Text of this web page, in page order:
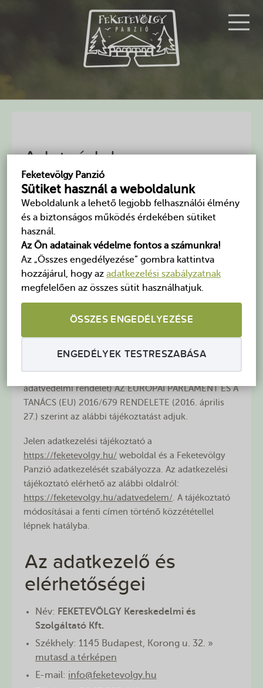
Feketevölgy Panzió
Sütiket használ a weboldalunk
Weboldalunk a lehető legjobb felhasználói élmény
és a biztonságos működés érdekében sütiket
használ.
Az Ön adatainak védelme fontos a számunkra!
Az „Összes engedélyezése” gombra kattintva
hozzájárul, hogy az adatkezelési szabályzatnak
megfelelően az összes sütit használhatjuk.
ÖSSZES ENGEDÉLYEZÉSE
ENGEDÉLYEK TESTRESZABÁSA
Adatvédelem
Bevezetés
A FEKETEVÖLGY Kereskedelmi és Szolgáltató Kft.
(Cím: 1145 Budapest, Korong u. 32., telefon: +36 27
587-110, Mobil: +36 30 520-0277, e-mail:
info@feketevolgy.hu, adószám: 11850586-2-42,
cégjegyzékszám: 01 09 679663)(a továbbiakban:
Szolgáltató, adatkezelő) alá veti magát a következő
kezelése tekintetében történő védelméről és az ilyen
rendelet hatályon kívül helyezéséről (általános
adatvédelmi rendelet) AZ EURÓPAI PARLAMENT ÉS A
TANÁCS (EU) 2016/679 RENDELETE (2016. április
27.) szerint az alábbi tájékoztatást adjuk.
Jelen adatkezelési tájékoztató a
https://feketevolgy.hu/ weboldal és a Feketevölgy
Panzió adatkezelését szabályozza. Az adatkezelési
tájékoztató elérhető az alábbi oldalról:
https://feketevolgy.hu/adatvedelem/. A tájékoztató
módosításai a fenti címen történő közzététellel
lépnek hatályba.
Az adatkezelő és
elérhetőségei
Név: FEKETEVÖLGY Kereskedelmi és
Szolgáltató Kft.
Székhely: 1145 Budapest, Korong u. 32. »
mutasd a térképen
E-mail: info@feketevolgy.hu